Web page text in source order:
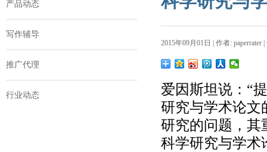
产品动态
写作辅导
推广代理
行业动态
2015年09月01日 | 作者: paperrater
爱因斯坦说：“
研究与学术论文
研究的问题，其
科学研究与学术